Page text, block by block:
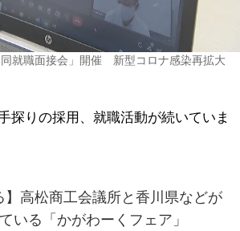
就職面接会」開催 新型コロナ感染再拡大
探りの採用、就職活動が続いていま
】高松商工会議所と香川県などが
いる「かがわーくフェア」